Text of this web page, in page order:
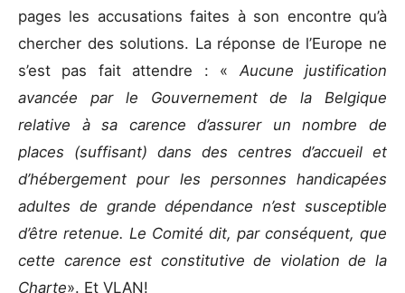
pages les accusations faites à son encontre qu’à
chercher des solutions. La réponse de l’Europe ne
s’est pas fait attendre : « Aucune justification
avancée par le Gouvernement de la Belgique
relative à sa carence d’assurer un nombre de
places (suffisant) dans des centres d’accueil et
d’hébergement pour les personnes handicapées
adultes de grande dépendance n’est susceptible
d’être retenue. Le Comité dit, par conséquent, que
cette carence est constitutive de violation de la
Charte». Et VLAN!